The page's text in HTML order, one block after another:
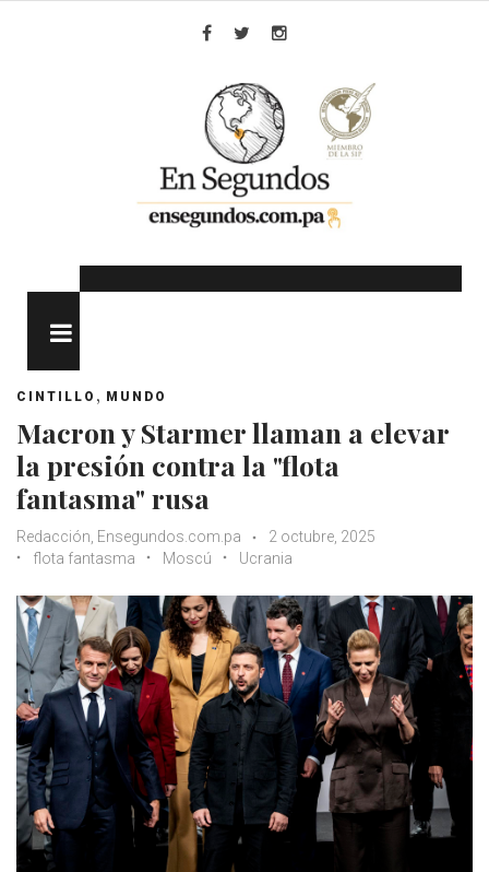
CINTILLO , MUNDO
Macron y Starmer llaman a elevar
la presión contra la "flota
fantasma" rusa
Redacción, Ensegundos.com.pa
2 octubre, 2025
flota fantasma
Moscú Ucrania